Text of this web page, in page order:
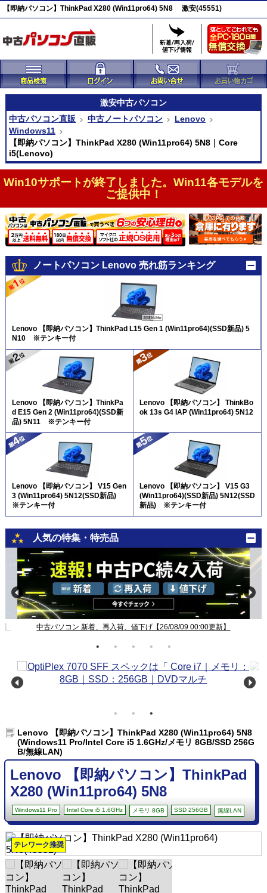
【即納パソコン】ThinkPad X280 (Win11pro64) 5N8 激安(45551)
激安中古パソコン
中古パソコン直販
中古ノートパソコン
Lenovo
Windows11
【即納パソコン】ThinkPad X280 (Win11pro64) 5N8｜Core
i5(Lenovo)
Win10サポートが終了しました。Win11各モデルを
ご提供中！
ノートパソコン Lenovo 売れ筋ランキング
Lenovo 【即納パソコン】ThinkPad L15 Gen 1 (Win11pro64)(SSD新品) 5
N10 ※テンキー付
Lenovo 【即納パソコン】ThinkPa
d E15 Gen 2 (Win11pro64)(SSD新
品) 5N11 ※テンキー付
Lenovo 【即納パソコン】 ThinkBo
ok 13s G4 IAP (Win11pro64) 5N12
Lenovo 【即納パソコン】 V15 Gen
3 (Win11pro64) 5N12(SSD新品)
※テンキー付
Lenovo 【即納パソコン】 V15 G3
(Win11pro64)(SSD新品) 5N12(SSD
新品) ※テンキー付
人気の特集・特売品
中古パソコン 新着、再入荷、値下げ【26/08/09 00:00更新】
Lenovo 【即納パソコン】ThinkPad X280 (Win11pro64) 5N8
(Windows11 Pro/Intel Core i5 1.6GHz/メモリ 8GB/SSD 256G
B/無線LAN)
Lenovo 【即納パソコン】ThinkPad
X280 (Win11pro64) 5N8
Windows11 Pro Intel Core i5 1.6GHz メモリ 8GB SSD 256GB 無線LAN
テレワーク推奨